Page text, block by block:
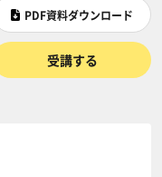
PDF資料ダウンロード
受講する